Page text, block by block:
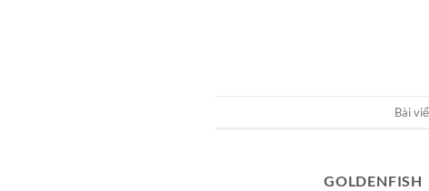
Bài
GOLDENFISH